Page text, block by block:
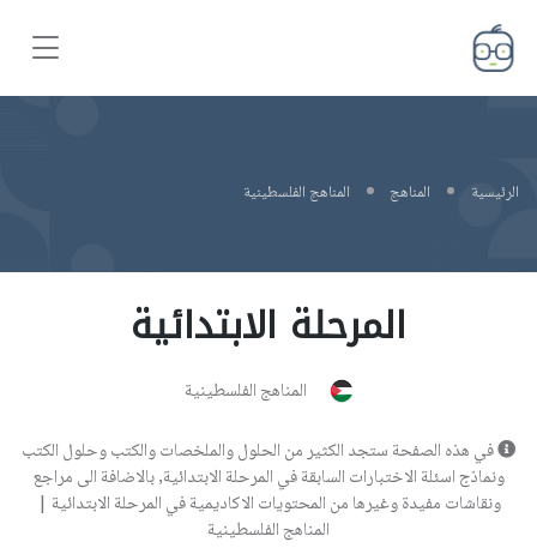
الرئيسية المناهج المناهج الفلسطينية
المرحلة الابتدائية
المناهج الفلسطينية
في هذه الصفحة ستجد الكثير من الحلول والملخصات والكتب وحلول الكتب
ونماذج اسئلة الاختبارات السابقة في المرحلة الابتدائية, بالاضافة الى مراجع
ونقاشات مفيدة وغيرها من المحتويات الاكاديمية في المرحلة الابتدائية |
المناهج الفلسطينية